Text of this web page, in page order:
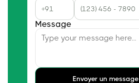
Message
Envoyer un message